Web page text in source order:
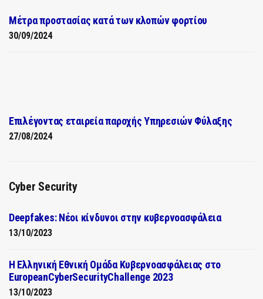
Μέτρα προστασίας κατά των κλοπών φορτίου
30/09/2024
Επιλέγοντας εταιρεία παροχής Υπηρεσιών Φύλαξης
27/08/2024
Cyber Security
Deepfakes: Νέοι κίνδυνοι στην κυβερνοασφάλεια
13/10/2023
Η Ελληνική Εθνική Ομάδα Κυβερνοασφάλειας στο
EuropeanCyberSecurityChallenge 2023
13/10/2023